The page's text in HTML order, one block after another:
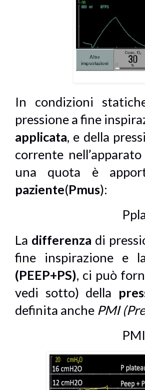
In condizioni
pressione a fine
applicata, e della
corrente
una quota è
paziente(Pmus):
La differenza di
fine inspirazione e
(PEEP+PS), ci può
vedi sotto) della
definita anche PMI